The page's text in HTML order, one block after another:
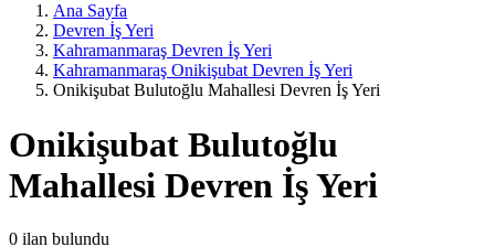
Ana Sayfa
Devren İş Yeri
Kahramanmaraş Devren İş Yeri
Kahramanmaraş Onikişubat Devren İş Yeri
Onikişubat Bulutoğlu Mahallesi Devren İş Yeri
Onikişubat Bulutoğlu
Mahallesi Devren İş Yeri
0 ilan bulundu